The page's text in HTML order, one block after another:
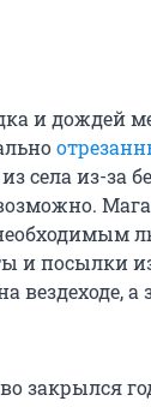
и дождей
села из-за
и посылки
вездеходе,
закрылся